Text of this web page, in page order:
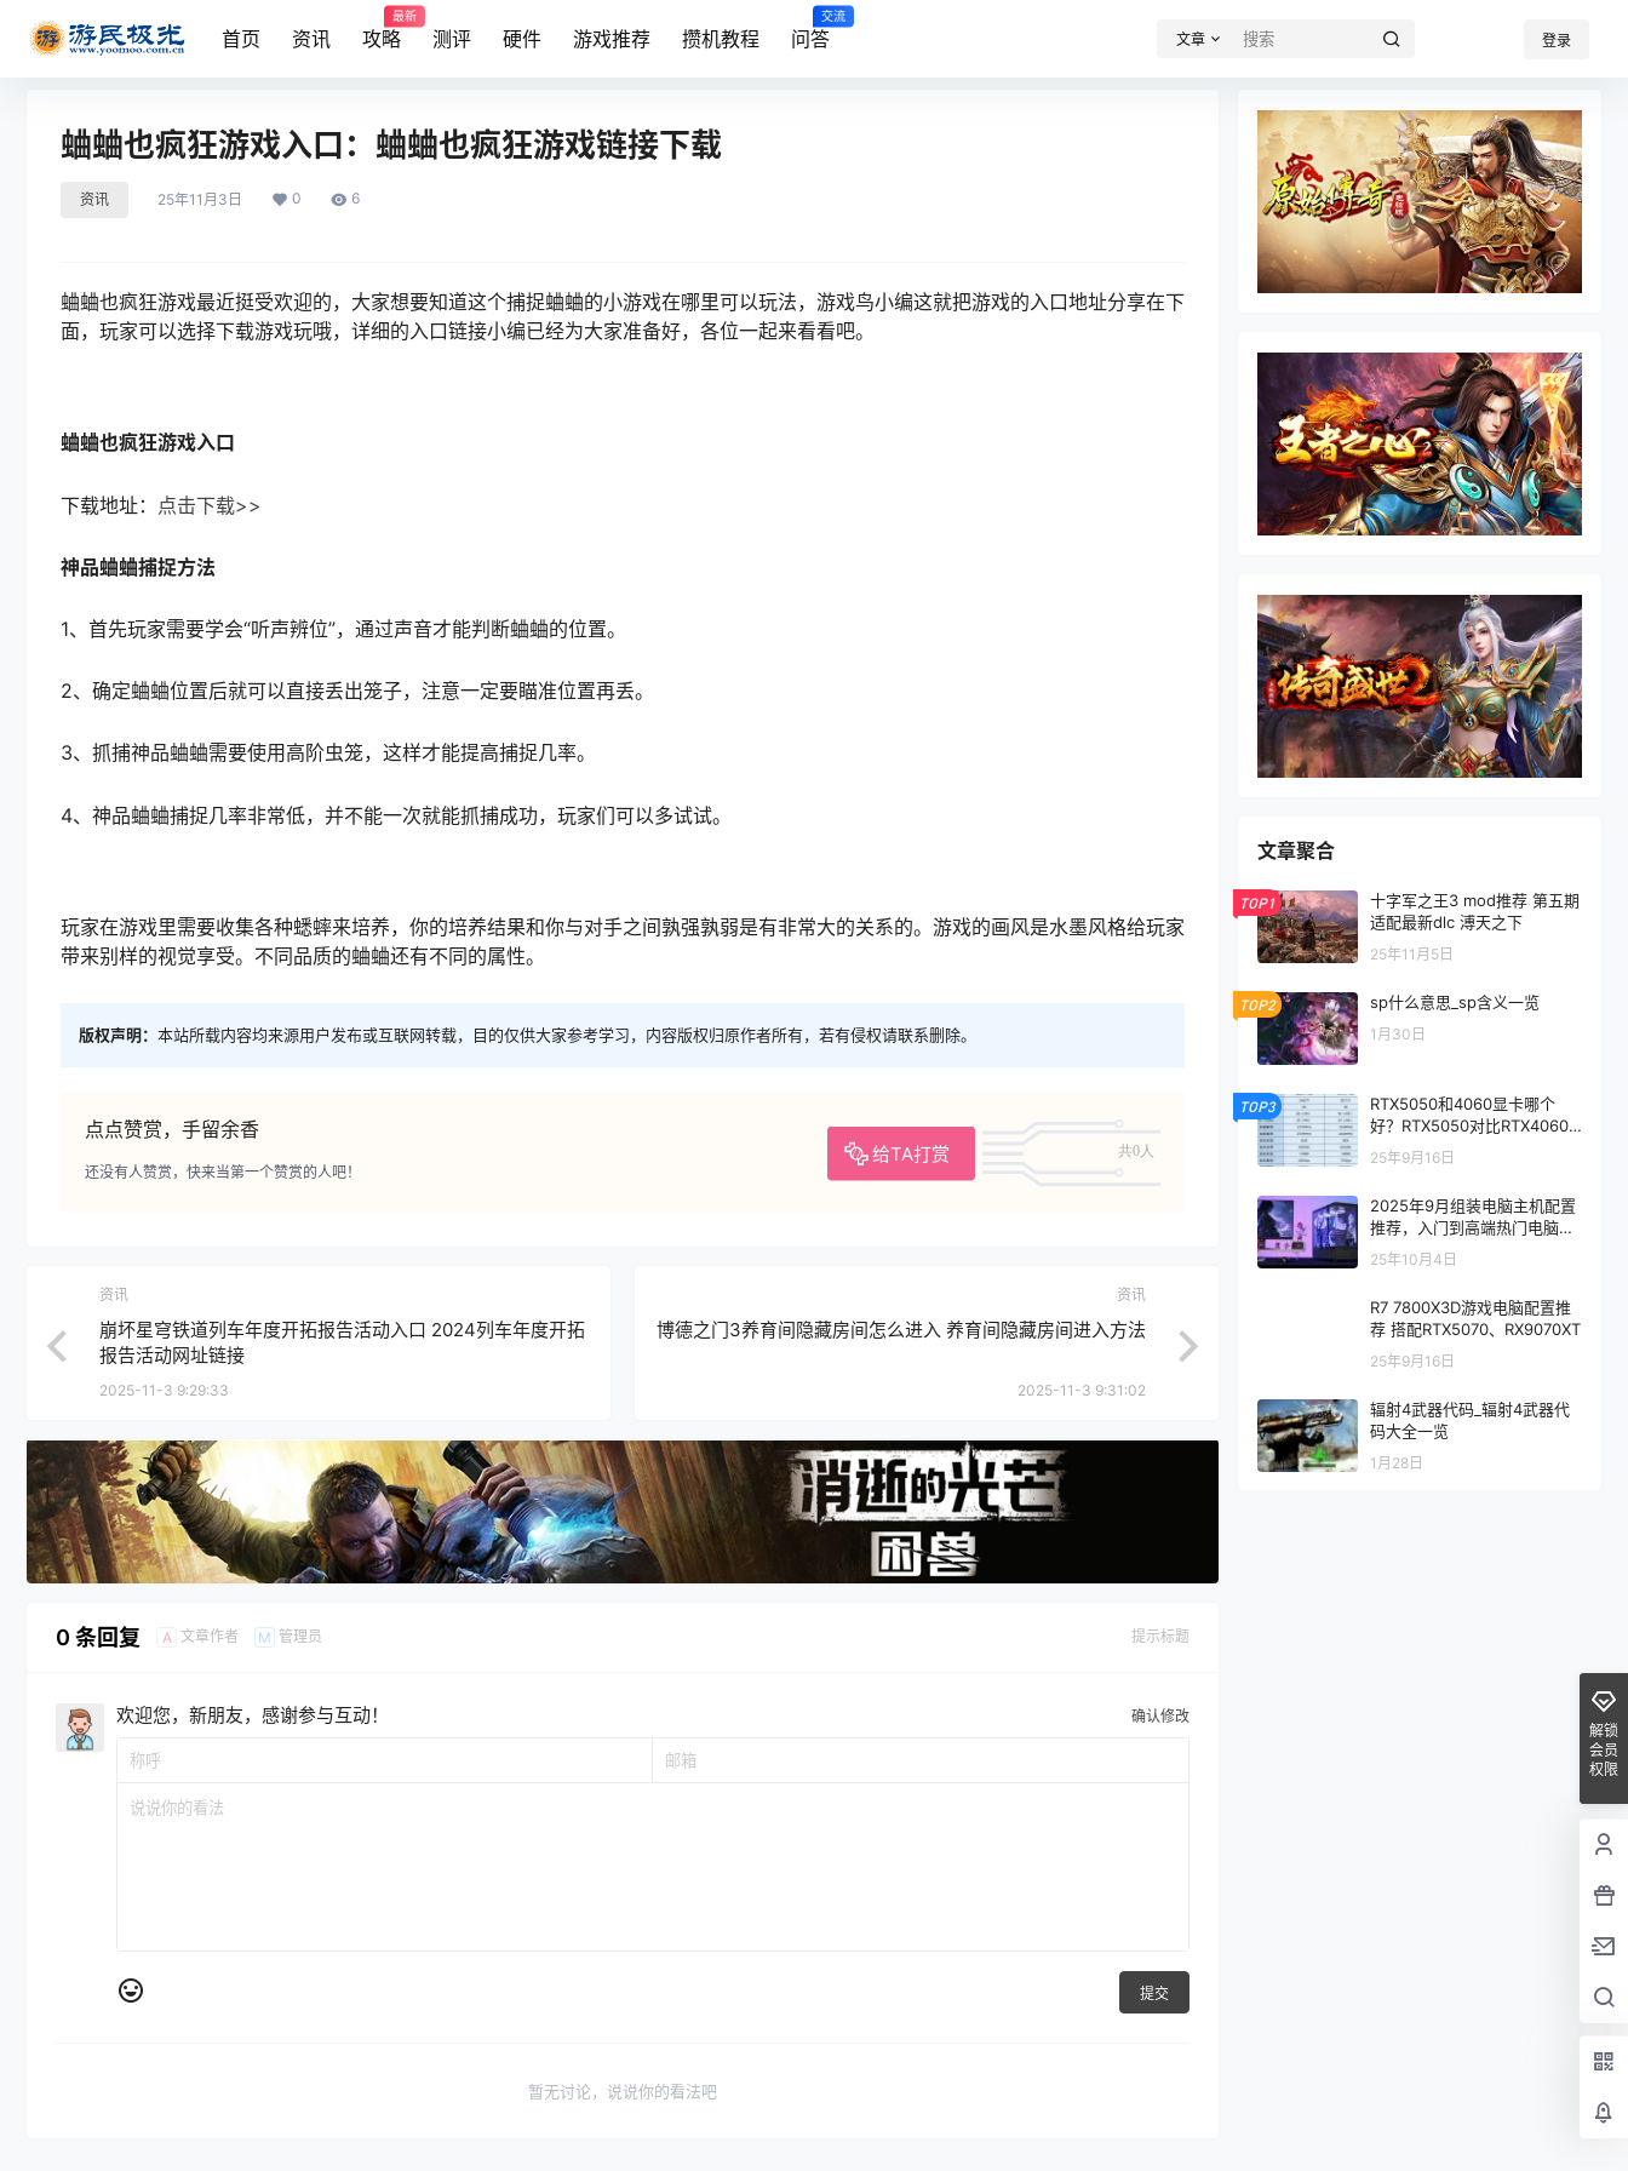
首页 资讯 攻略
最新
测评 硬件 游戏推荐 攒机教程 问答
交流
文章 登录
蛐蛐也疯狂游戏入口：蛐蛐也疯狂游戏链接下载
资讯 25年11月3日 0 6
蛐蛐也疯狂游戏最近挺受欢迎的，大家想要知道这个捕捉蛐蛐的小游戏在哪里可以玩法，游戏鸟小编这就把游戏的入口地址分享在下
面，玩家可以选择下载游戏玩哦，详细的入口链接小编已经为大家准备好，各位一起来看看吧。
蛐蛐也疯狂游戏入口
下载地址： 点击下载>>
神品蛐蛐捕捉方法
1、首先玩家需要学会“听声辨位”，通过声音才能判断蛐蛐的位置。
2、确定蛐蛐位置后就可以直接丢出笼子，注意一定要瞄准位置再丢。
3、抓捕神品蛐蛐需要使用高阶虫笼，这样才能提高捕捉几率。
4、神品蛐蛐捕捉几率非常低，并不能一次就能抓捕成功，玩家们可以多试试。
玩家在游戏里需要收集各种蟋蟀来培养，你的培养结果和你与对手之间孰强孰弱是有非常大的关系的。游戏的画风是水墨风格给玩家
带来别样的视觉享受。不同品质的蛐蛐还有不同的属性。
版权声明： 本站所载内容均来源用户发布或互联网转载，目的仅供大家参考学习，内容版权归原作者所有，若有侵权请联系删除。
点点赞赏，手留余香
给TA打赏 共0人
还没有人赞赏，快来当第一个赞赏的人吧！
资讯
崩坏星穹铁道列车年度开拓报告活动入口 2024列车年度开拓
报告活动网址链接
2025-11-3 9:29:33
资讯
博德之门3养育间隐藏房间怎么进入 养育间隐藏房间进入方法
2025-11-3 9:31:02
0 条回复 A 文章作者 M 管理员 提示标题
欢迎您，新朋友，感谢参与互动！ 确认修改
提交
暂无讨论，说说你的看法吧
文章聚合
TOP1
十字军之王3 mod推荐 第五期
适配最新dlc 溥天之下
25年11月5日
TOP2 sp什么意思_sp含义一览
1月30日
TOP3
RTX5050和4060显卡哪个
好？RTX5050对比RTX4060/
5060性能评测
25年9月16日
2025年9月组装电脑主机配置
推荐，入门到高端热门电脑配
置方案
25年10月4日
R7 7800X3D游戏电脑配置推
荐 搭配RTX5070、RX9070XT
25年9月16日
辐射4武器代码_辐射4武器代
码大全一览
1月28日
解锁
会员
权限